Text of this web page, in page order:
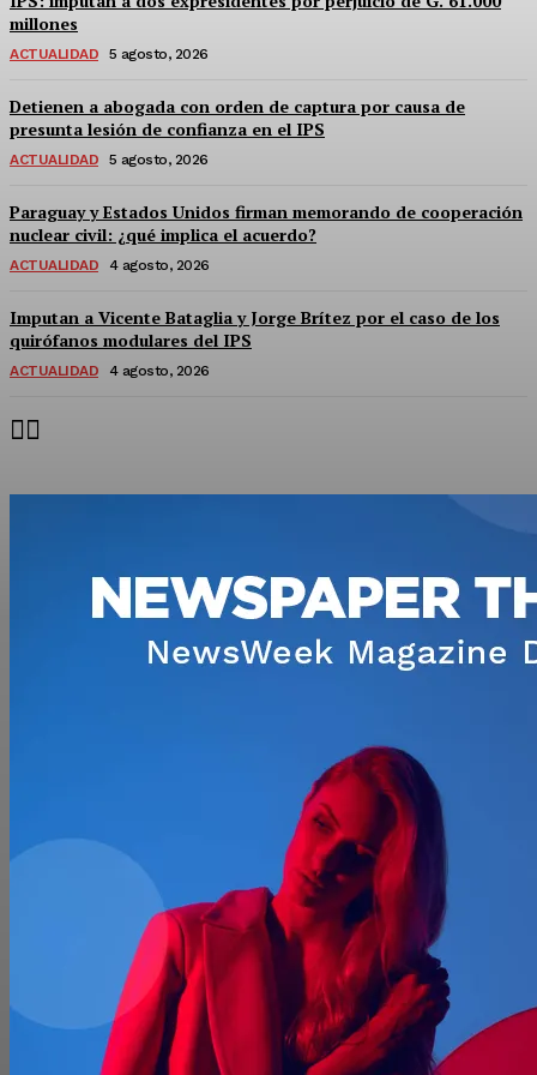
millones
ACTUALIDAD 5 agosto, 2026
Detienen a abogada con orden de captura por causa de
presunta lesión de confianza en el IPS
ACTUALIDAD 5 agosto, 2026
Paraguay y Estados Unidos firman memorando de cooperación
nuclear civil: ¿qué implica el acuerdo?
ACTUALIDAD 4 agosto, 2026
Imputan a Vicente Bataglia y Jorge Brítez por el caso de los
quirófanos modulares del IPS
ACTUALIDAD 4 agosto, 2026